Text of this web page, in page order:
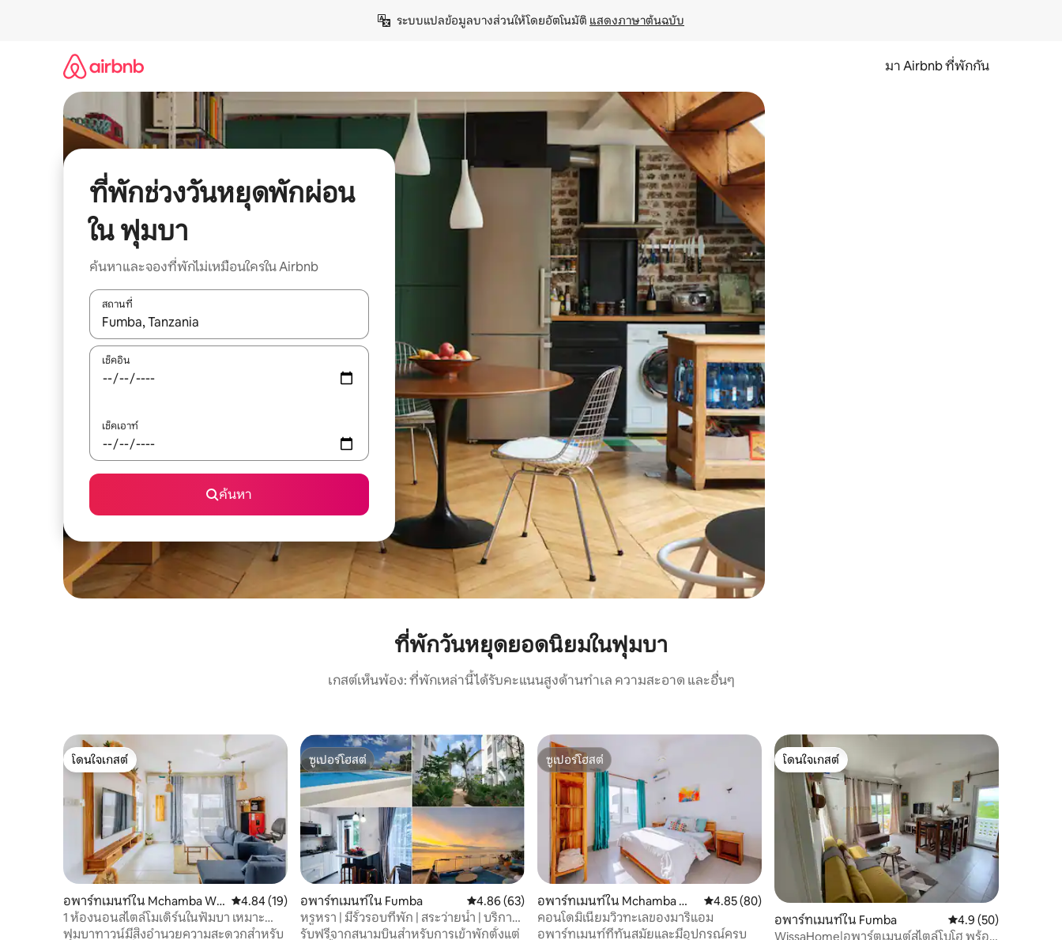
ระบบแปลข้อมูลบางส่วนให้โดยอัตโนมัติ แสดงภาษาต้นฉบับ
มา Airbnb ที่พักกัน
ที่พักช่วงวันหยุดพักผ่อน
ใน ฟุมบา
ค้นหาและจองที่พักไม่เหมือนใครใน Airbnb
สถานที่
ใช้ลูกศรขึ้นลง หรือใช้การสัมผัสหรือปัด เพื่อสำรวจผลการค้นหา
เช็คอิน
เช็คเอาท์
ค้นหา
ที่พักวันหยุดยอดนิยมในฟุมบา
เกสต์เห็นพ้อง: ที่พักเหล่านี้ได้รับคะแนนสูงด้านทำเล ความสะอาด และอื่นๆ
โดนใจเกสต์
โดนใจเกสต์
อพาร์ทเมนท์ใน Mchamba Wi
ma
คะแนนเฉลี่ย 4.84 จาก 5, 19 รีวิว
4.84 (19)
1 ห้องนอนสไตล์โมเดิร์นในฟัมบา เหมาะ
สำหรับนักเดินทาง คาริบู!
ฟุมบาทาวน์มีสิ่งอำนวยความสะดวกสำหรับ
ซูเปอร์โฮสต์
ซูเปอร์โฮสต์
อพาร์ทเมนท์ใน Fumba คะแนนเฉลี่ย 4.86 จาก 5, 63 รีวิว
4.86 (63)
หรูหรา | มีรั้วรอบที่พัก | สระว่ายน้ำ | บริการ
รับส่งสนามบิน | อาหารเช้า
รับฟรีจากสนามบินสำหรับการเข้าพักตั้งแต่
ซูเปอร์โฮสต์
ซูเปอร์โฮสต์
อพาร์ทเมนท์ใน Mchamba Wi
ma
คะแนนเฉลี่ย 4.85 จาก 5, 80 รีวิว
4.85 (80)
คอนโดมิเนียมวิวทะเลของมาริแอม
อพาร์ทเมนท์ที่ทันสมัยและมีอุปกรณ์ครบ
โดนใจเกสต์
โดนใจเกสต์
อพาร์ทเมนท์ใน Fumba คะแนนเฉลี่ย 4.9 จาก
4.9 (50)
WissaHome|อพาร์ตเมนต์สไตล์โบโฮ พร้อม